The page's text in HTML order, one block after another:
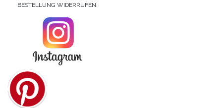
BESTELLUNG WIDERRUFEN.